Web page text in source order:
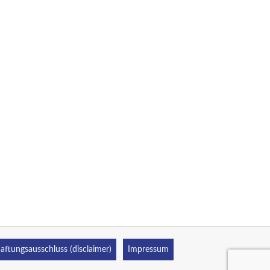
(disclaimer) Impressum